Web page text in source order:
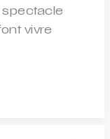
spectacle
vivre